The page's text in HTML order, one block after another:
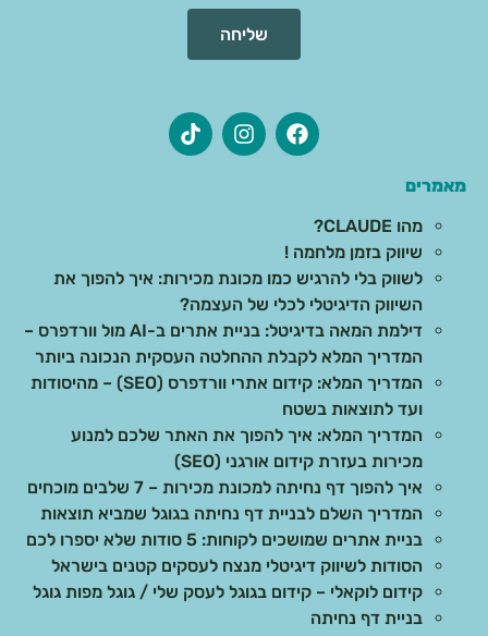
שליחה
מאמרים
מהו CLAUDE?
שיווק בזמן מלחמה !
לשווק בלי להרגיש כמו מכונת מכירות: איך להפוך את
השיווק הדיגיטלי לכלי של העצמה?
דילמת המאה בדיגיטל: בניית אתרים ב-AI מול וורדפרס –
המדריך המלא לקבלת ההחלטה העסקית הנכונה ביותר
המדריך המלא: קידום אתרי וורדפרס (SEO) – מהיסודות
ועד לתוצאות בשטח
המדריך המלא: איך להפוך את האתר שלכם למנוע
מכירות בעזרת קידום אורגני (SEO)
איך להפוך דף נחיתה למכונת מכירות – 7 שלבים מוכחים
המדריך השלם לבניית דף נחיתה בגוגל שמביא תוצאות
בניית אתרים שמושכים לקוחות: 5 סודות שלא יספרו לכם
הסודות לשיווק דיגיטלי מנצח לעסקים קטנים בישראל
קידום לוקאלי – קידום בגוגל לעסק שלי / גוגל מפות גוגל
בניית דף נחיתה